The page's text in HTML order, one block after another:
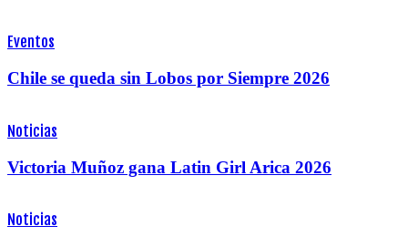
Eventos
Chile se queda sin Lobos por Siempre 2026
Noticias
Victoria Muñoz gana Latin Girl Arica 2026
Noticias